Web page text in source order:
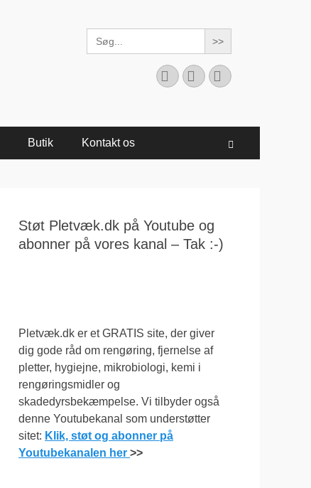
Search
for:
Facebook
YouTubeInstagram
Butik Kontakt os
Støt Pletvæk.dk på Youtube og
abonner på vores kanal – Tak :-)
Pletvæk.dk er et GRATIS site, der giver
dig gode råd om rengøring, fjernelse af
pletter, hygiejne, mikrobiologi, kemi i
rengøringsmidler og
skadedyrsbekæmpelse. Vi tilbyder også
denne Youtubekanal som understøtter
sitet: Klik, støt og abonner på
Youtubekanalen her >>